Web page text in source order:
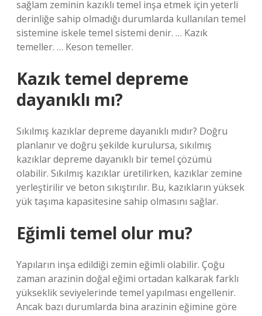
sağlam zeminin kazıklı temel inşa etmek için yeterli
derinliğe sahip olmadığı durumlarda kullanılan temel
sistemine iskele temel sistemi denir. … Kazık
temeller. … Keson temeller.
Kazık temel depreme
dayanıklı mı?
Sıkılmış kazıklar depreme dayanıklı mıdır? Doğru
planlanır ve doğru şekilde kurulursa, sıkılmış
kazıklar depreme dayanıklı bir temel çözümü
olabilir. Sıkılmış kazıklar üretilirken, kazıklar zemine
yerleştirilir ve beton sıkıştırılır. Bu, kazıkların yüksek
yük taşıma kapasitesine sahip olmasını sağlar.
Eğimli temel olur mu?
Yapıların inşa edildiği zemin eğimli olabilir. Çoğu
zaman arazinin doğal eğimi ortadan kalkarak farklı
yükseklik seviyelerinde temel yapılması engellenir.
Ancak bazı durumlarda bina arazinin eğimine göre